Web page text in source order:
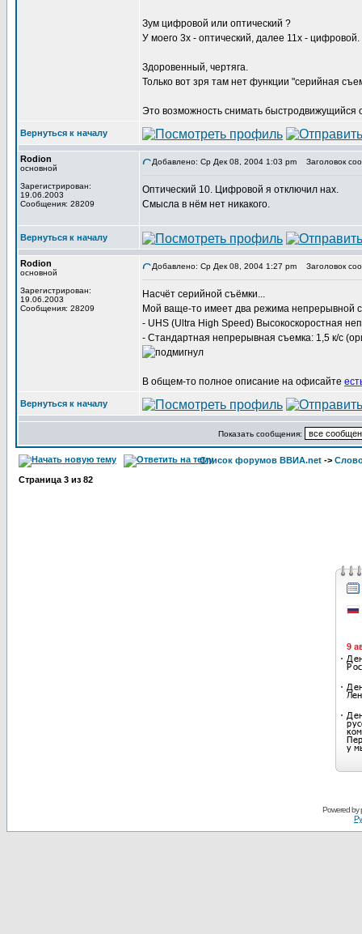
Зум цифровой или оптический ?
У моего 3х - оптический, далее 11х - цифровой.
Здоровенный, чертяга.
Только вот зря там нет функции "серийная
Это возможность снимать быстродвижущийся
Вернуться к началу
Rodion
основной
Зарегистрирован:
19.06.2003
Сообщения: 28209
Добавлено: Ср Дек 08, 2004 1:03 pm Заголовок
Оптический 10. Цифровой я отключил нах.
Смысла в нём нет никакого.
Вернуться к началу
Rodion
основной
Зарегистрирован:
19.06.2003
Сообщения: 28209
Добавлено: Ср Дек 08, 2004 1:27 pm Заголовок
Насчёт серийной съёмки...
Мой ваще-то имеет два режима непрерывной
- UHS (Ultra High Speed) Высокоскоростная
- Стандартная непрерывная съемка: 1,5 к/с
В общем-то полное описание на офисайте
Вернуться к началу
Показать сообщения:
Список форумов ВВИА.net ->
Страница 3 из 82
Powered by